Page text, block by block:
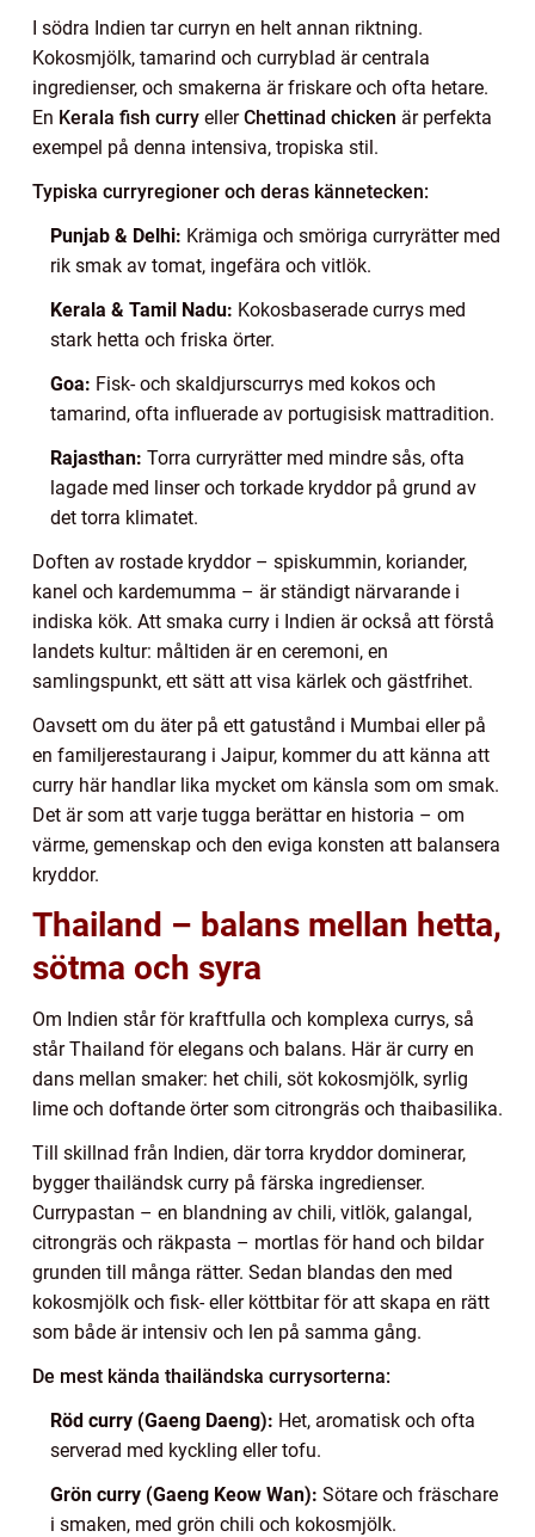
I södra Indien tar curryn en helt annan riktning.
Kokosmjölk, tamarind och curryblad är centrala
ingredienser, och smakerna är friskare och ofta hetare.
En Kerala fish curry ellerChettinad chicken är perfekta
exempel på denna intensiva, tropiska stil.
Typiska curryregioner och deras kännetecken:
Punjab & Delhi: Krämiga och smöriga curryrätter med
rik smak av tomat, ingefära och vitlök.
Kerala & Tamil Nadu: Kokosbaserade currys med
stark hetta och friska örter.
Goa: Fisk- och skaldjurscurrys med kokos och
tamarind, ofta influerade av portugisisk mattradition.
Rajasthan: Torra curryrätter med mindre sås, ofta
lagade med linser och torkade kryddor på grund av
det torra klimatet.
Doften av rostade kryddor – spiskummin, koriander,
kanel och kardemumma – är ständigt närvarande i
indiska kök. Att smaka curry i Indien är också att förstå
landets kultur: måltiden är en ceremoni, en
samlingspunkt, ett sätt att visa kärlek och gästfrihet.
Oavsett om du äter på ett gatustånd i Mumbai eller på
en familjerestaurang i Jaipur, kommer du att känna att
curry här handlar lika mycket om känsla som om smak.
Det är som att varje tugga berättar en historia – om
värme, gemenskap och den eviga konsten att balansera
kryddor.
Thailand – balans mellan hetta,
sötma och syra
Om Indien står för kraftfulla och komplexa currys, så
står Thailand för elegans och balans. Här är curry en
dans mellan smaker: het chili, söt kokosmjölk, syrlig
lime och doftande örter som citrongräs och thaibasilika.
Till skillnad från Indien, där torra kryddor dominerar,
bygger thailändsk curry på färska ingredienser.
Currypastan – en blandning av chili, vitlök, galangal,
citrongräs och räkpasta – mortlas för hand och bildar
grunden till många rätter. Sedan blandas den med
kokosmjölk och fisk- eller köttbitar för att skapa en rätt
som både är intensiv och len på samma gång.
De mest kända thailändska currysorterna:
Röd curry (Gaeng Daeng): Het, aromatisk och ofta
serverad med kyckling eller tofu.
Grön curry (Gaeng Keow Wan): Sötare och fräschare
i smaken, med grön chili och kokosmjölk.